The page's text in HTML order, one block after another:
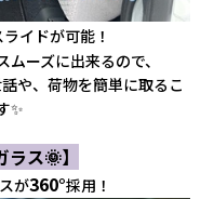
ライドが可能！
ーズに出来るので、
や、荷物を簡単に取るこ
✨
ラス🌞】
が360°採用！